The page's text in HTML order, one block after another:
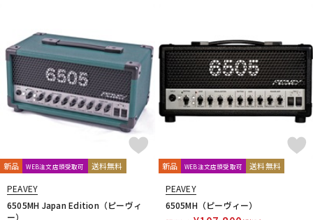
ドラム パーカッション
キーボード 電子ピアノ
新品 WEB注文店頭受取可 送料無料
PEAVEY
6505MH Japan Edition（ピーヴィ
ー）
新品 WEB注文店頭受取可 送料無料
PEAVEY
6505MH（ピーヴィー）